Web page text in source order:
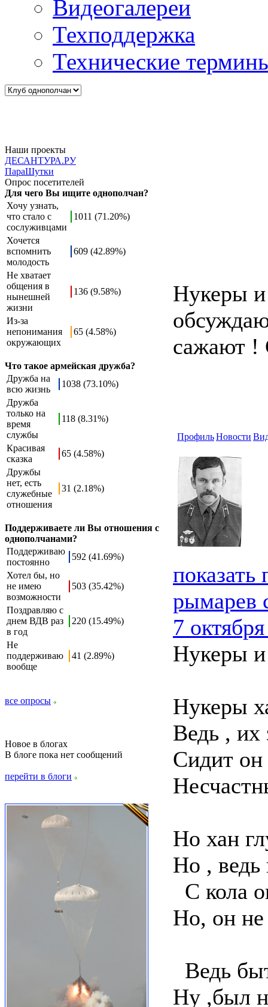
Видеогалереи
Техподдержка
Технические
Наши проекты
ДЕСАНТУРА.РУ
ПараШутки
Опрос посетителей
Для чего Вы ищите однополчан?
Хочу узнать,
что стало с
сослуживцами
1011 (71.20%)
Хочется
вспомнить
молодость
609 (42.89%)
Не хватает
общения в
нынешней
жизни
136 (9.58%)
Из-за
непонимания
окружающих
65 (4.58%)
Что такое армейская дружба?
Дружба на
всю жизнь
1038 (73.10%)
Дружба
только на
время
службы
118 (8.31%)
Красивая
сказка
65 (4.58%)
Дружбы
нет, есть
служебные
отношения
31 (2.18%)
Поддерживаете ли Вы отношения с
однополчанами?
Поддерживаю
постоянно
592 (41.69%)
Хотел бы, но
не имею
возможности
503 (35.42%)
Поздравляю с
днем ВДВ раз
в год
220 (15.49%)
Не
поддерживаю
вообще
41 (2.89%)
все опросы
Новое в блогах
В блоге пока нет сообщений
перейти в блоги
Нукеры
сажают !
ПрофильНовости
рымарев
7
Нукеры
Нукеры
Ведь , их
Сидит он
Но хан
Но , ведь
С кола
Но, он не
Ведь
Ну ,был